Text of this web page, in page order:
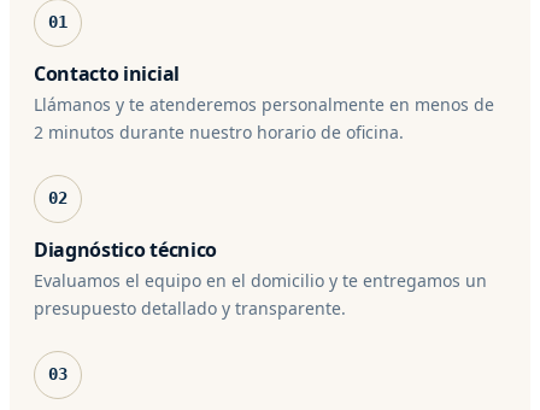
01
Contacto inicial
Llámanos y te atenderemos personalmente en menos de
2 minutos durante nuestro horario de oficina.
02
Diagnóstico técnico
Evaluamos el equipo en el domicilio y te entregamos un
presupuesto detallado y transparente.
03